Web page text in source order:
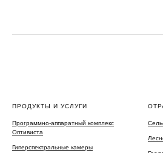
ПРОДУКТЫ И УСЛУГИ
Программно-аппаратный комплекс
Оптивиста
Гиперспектральные камеры